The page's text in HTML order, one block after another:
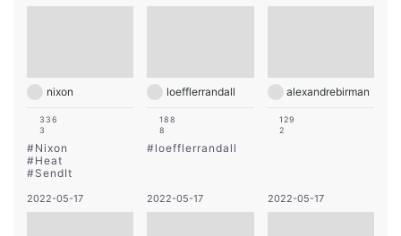
nixon
336
3
#Nixon
#Heat
#SendIt
loefflerrandall
188
8
#loefflerrandall
alexandrebirman
129
2
2022-05-17 2022-05-17 2022-05-17